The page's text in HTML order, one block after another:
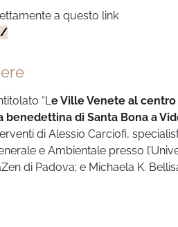
a questo link
“L e Ville Venete al
benedettina di Santa Bona a
di Alessio Carciofi,
e Ambientale presso
di Padova; e Michaela K.